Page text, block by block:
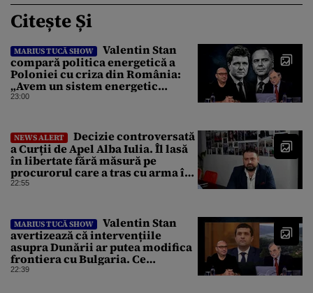
Citește Și
MARIUS TUCĂ SHOW
Valentin Stan
compară politica energetică a
Poloniei cu criza din România:
„Avem un sistem energetic
confecționat într-o piață mafiotă”
23:00
NEWS ALERT
Decizie controversată
a Curții de Apel Alba Iulia. Îl lasă
în libertate fără măsură pe
procurorul care a tras cu arma în
fuga sa de poliție
22:55
MARIUS TUCĂ SHOW
Valentin Stan
avertizează că intervențiile
asupra Dunării ar putea modifica
frontiera cu Bulgaria. Ce
argumente aduce profesorul?
22:39